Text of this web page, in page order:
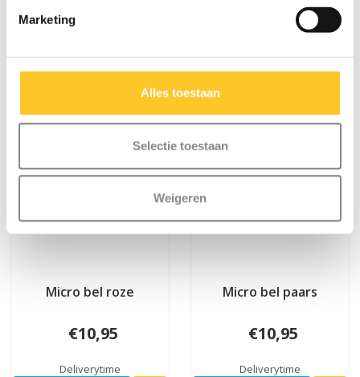
Marketing
Alles toestaan
Selectie toestaan
Weigeren
Micro bel roze
€10,95
Deliverytime
Micro bel paars
€10,95
Deliverytime